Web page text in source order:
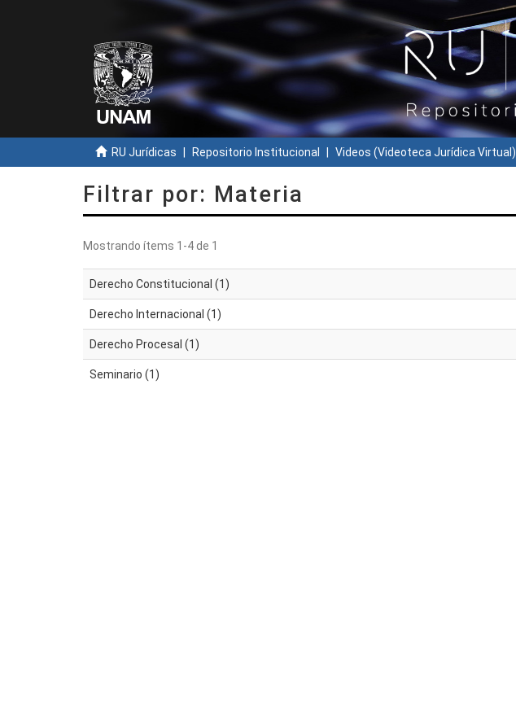
RU Jurídicas Repositorio Institucional Videos (Videoteca Jurídica Virtual)
Filtrar por: Materia
Mostrando ítems 1-4 de 1
Derecho Constitucional (1)
Derecho Internacional (1)
Derecho Procesal (1)
Seminario (1)